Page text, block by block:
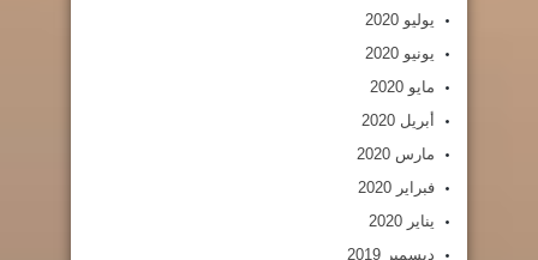
يوليو 2020
يونيو 2020
مايو 2020
أبريل 2020
مارس 2020
فبراير 2020
يناير 2020
ديسمبر 2019